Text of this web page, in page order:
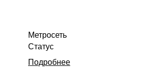
Метросеть
Статус
Подробнее